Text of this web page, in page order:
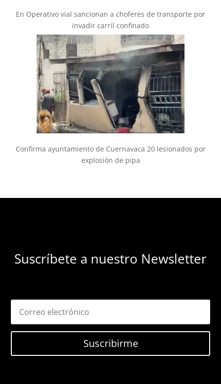
En Operativo vial sancionan a choferes de transporte por
invadir carril confinado
Confirma ayuntamiento de Cuernavaca 20 lesionados por
explosión de pipa
Suscríbete a nuestro Newsletter
Suscribirme